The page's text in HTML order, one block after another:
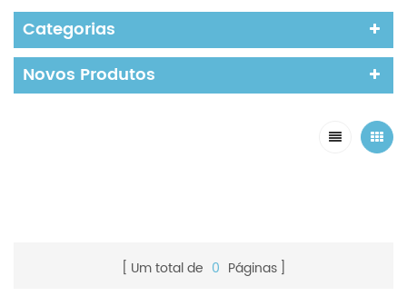
Categorias
Novos Produtos
Um total de 0 Páginas